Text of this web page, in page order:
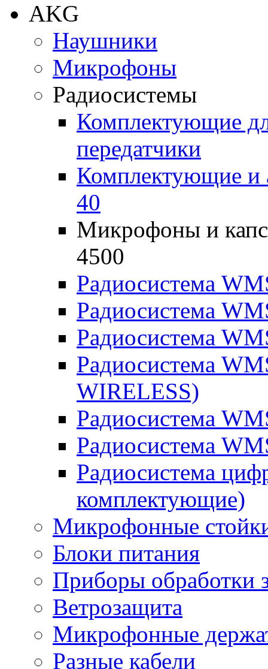
AKG
Наушники
Микрофоны
Радиосистемы
Комплектующие
передатчики
Комплектующие и
40
Микрофоны и
4500
Радиосистема
Радиосистема
Радиосистема
Радиосистема
WIRELESS)
Радиосистема
Радиосистема
Радиосистема
комплектующие)
Микрофонные
Блоки питания
Приборы обработки
Ветрозащита
Микрофонные
Разные кабели